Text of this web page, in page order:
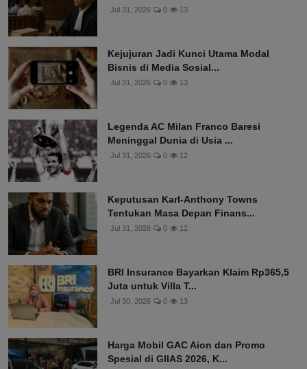
Jul 31, 2026 0 13
Kejujuran Jadi Kunci Utama Modal
Bisnis di Media Sosial...
Jul 31, 2026 0 13
Legenda AC Milan Franco Baresi
Meninggal Dunia di Usia ...
Jul 31, 2026 0 12
Keputusan Karl-Anthony Towns
Tentukan Masa Depan Finans...
Jul 31, 2026 0 12
BRI Insurance Bayarkan Klaim Rp365,5
Juta untuk Villa T...
Jul 30, 2026 0 13
Harga Mobil GAC Aion dan Promo
Spesial di GIIAS 2026, K...